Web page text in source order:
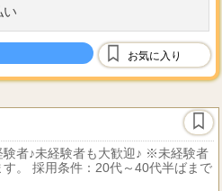
い
お気に入り
者♪未経験者も大歓迎♪ ※未経験者
。 採用条件：20代～40代半ばまで